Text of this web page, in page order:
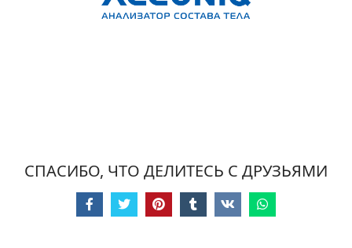
СПАСИБО, ЧТО ДЕЛИТЕСЬ С ДРУЗЬЯМИ